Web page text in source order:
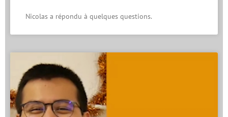
Nicolas a répondu à quelques questions.